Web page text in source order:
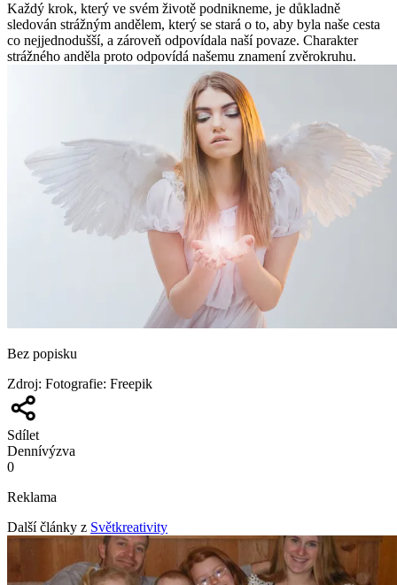
Každý krok, který ve svém životě podnikneme, je důkladně
sledován strážným andělem, který se stará o to, aby byla naše cesta
co nejjednodušší, a zároveň odpovídala naší povaze. Charakter
strážného anděla proto odpovídá našemu znamení zvěrokruhu.
Bez popisku
Zdroj: Fotografie: Freepik
Sdílet
Dennívýzva
0
Reklama
Další články z Světkreativity